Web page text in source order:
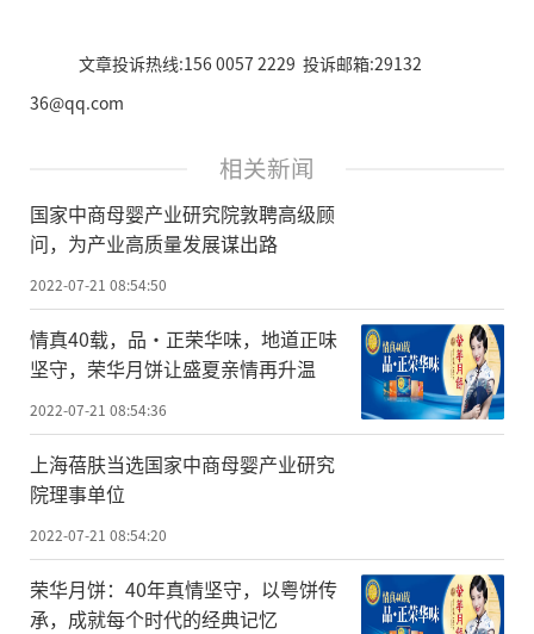
文章投诉热线:156 0057 2229 投诉邮箱:29132
36@qq.com
相关新闻
国家中商母婴产业研究院敦聘高级顾
问，为产业高质量发展谋出路
2022-07-21 08:54:50
情真40载，品·正荣华味，地道正味
坚守，荣华月饼让盛夏亲情再升温
2022-07-21 08:54:36
上海蓓肤当选国家中商母婴产业研究
院理事单位
2022-07-21 08:54:20
荣华月饼：40年真情坚守，以粤饼传
承，成就每个时代的经典记忆